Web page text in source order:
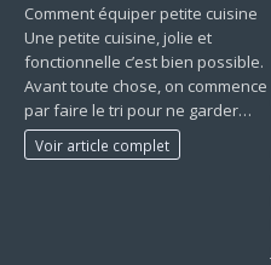
Comment équiper petite cuisine
Une petite cuisine, jolie et
fonctionnelle c’est bien possible.
Avant toute chose, on commence
par faire le tri pour ne garder…
Voir article complet